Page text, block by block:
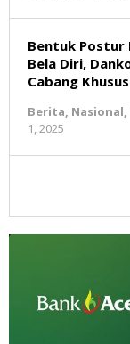
Bentuk Postur
Bela Diri,
Cabang
Berita, Nasional,
1, 2025